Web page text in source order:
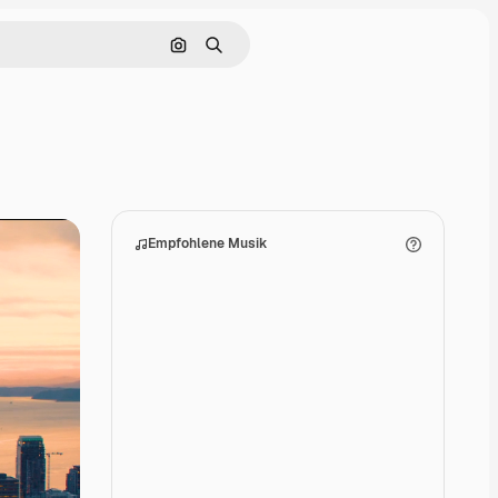
Nach Bild suchen
Suchen
Empfohlene Musik